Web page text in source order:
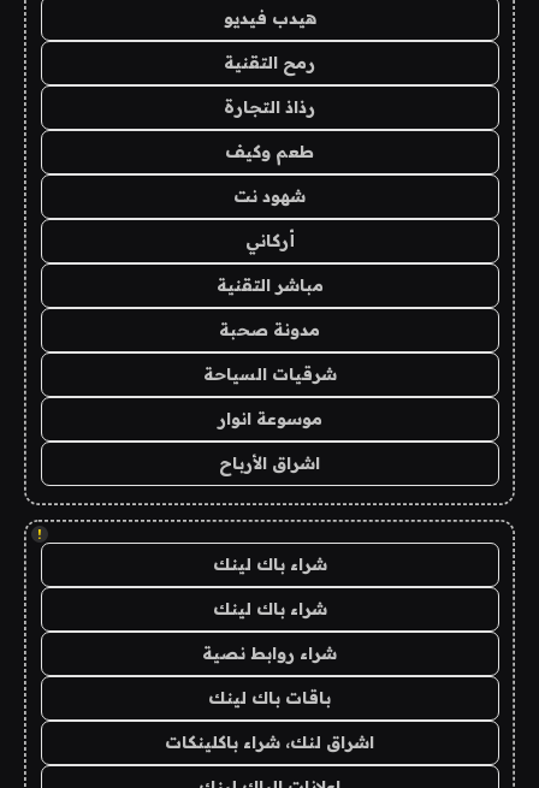
هيدب فيديو
رمح التقنية
رذاذ التجارة
طعم وكيف
شهود نت
أركاني
مباشر التقنية
مدونة صحبة
شرقيات السياحة
موسوعة انوار
اشراق الأرباح
!
شراء باك لينك
شراء باك لينك
شراء روابط نصية
باقات باك لينك
اشراق لنك، شراء باكلينكات